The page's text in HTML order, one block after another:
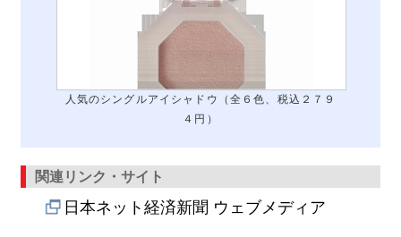
人気のシングルアイシャドウ（全６色、税込２７９
４円）
関連リンク・サイト
日本ネット経済新聞 ウェブメディア